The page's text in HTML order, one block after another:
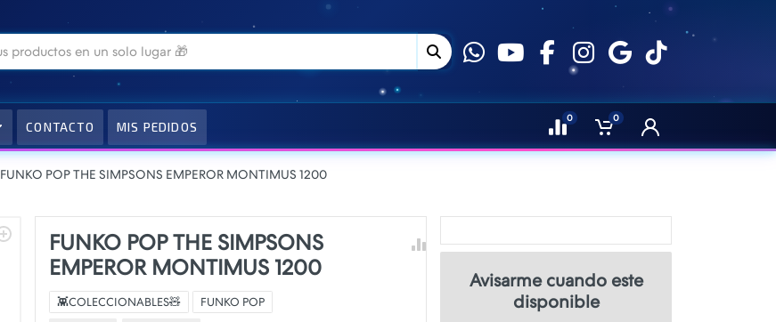
CONTACTO MIS PEDIDOS
0 0
FUNKO POP THE SIMPSONS EMPEROR MONTIMUS 1200
FUNKO POP THE SIMPSONS
EMPEROR MONTIMUS 1200
👾COLECCIONABLES🧸 FUNKO POP
Avisarme cuando este
disponible